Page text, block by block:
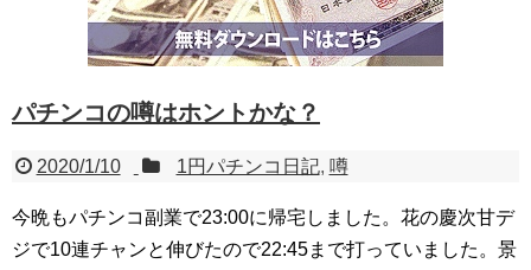
パチンコの噂はホントかな？
2020/1/10 1円パチンコ日記, 噂
今晩もパチンコ副業で23:00に帰宅しました。花の慶次甘デ
ジで10連チャンと伸びたので22:45まで打っていました。景